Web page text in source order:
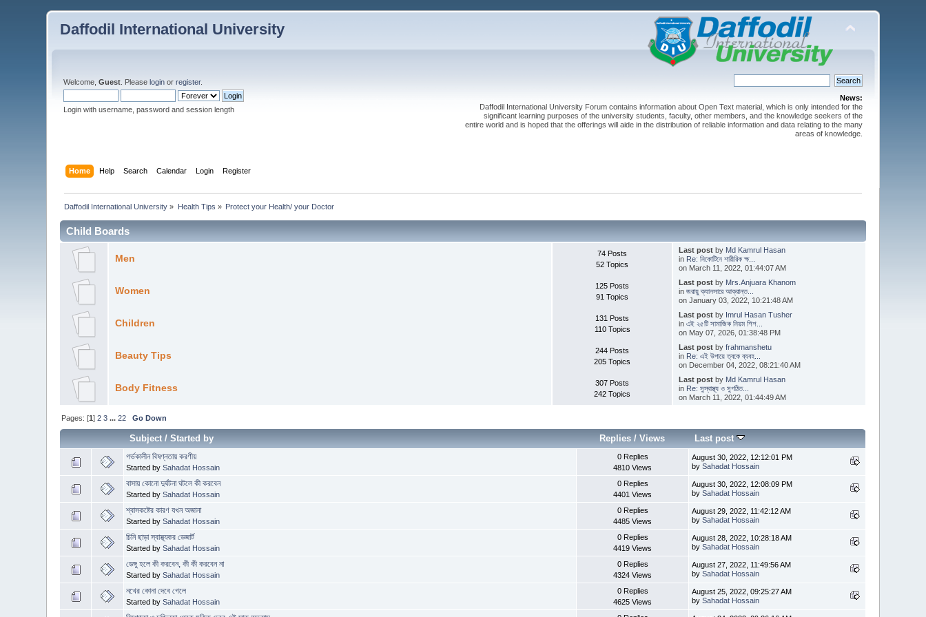
Daffodil International University
Welcome,Guest . Pleaselogin orregister.
Login with username, password and session length
News:
Daffodil International University Forum contains information about Open Text material, which is only intended for the
significant learning purposes of the university students, faculty, other members, and the knowledge seekers of the
entire world and is hoped that the offerings will aide in the distribution of reliable information and data relating to the many
areas of knowledge.
Home Help Search Calendar Login Register
Daffodil International University » Health Tips » Protect your Health/ your Doctor
Child Boards
Men
74 Posts
52 Topics
Last postby Md Kamrul Hasan
in Re: নিকোটিনে শারীরিক ক্ষ...
on March 11, 2022, 01:44:07 AM
Women
125 Posts
91 Topics
Last postby Mrs.Anjuara Khanom
in জরায়ু ক্যানসারে আক্রান্ত...
on January 03, 2022, 10:21:48 AM
Children
131 Posts
110 Topics
Last postby Imrul Hasan Tusher
in এই ২৫টি সামাজিক নিয়ম শিশ...
on May 07, 2026, 01:38:48 PM
Beauty Tips
244 Posts
205 Topics
Last postby frahmanshetu
in Re: এই উপায়ে ত্বকে ব্যবহ...
on December 04, 2022, 08:21:40 AM
Body Fitness
307 Posts
242 Topics
Last postby Md Kamrul Hasan
in Re: সুস্বাস্থ্য ও সুগঠিত...
on March 11, 2022, 01:44:49 AM
Pages: [1]2 3 ...22 Go Down
Subject/Started by Replies /Views Last post
গর্ভকালীন বিষণ্নতায় করণীয়
Started bySahadat Hossain
0 Replies
4810 Views
August 30, 2022, 12:12:01 PM
bySahadat Hossain
বাসায় কোনো দুর্ঘটনা ঘটলে কী করবেন
Started bySahadat Hossain
0 Replies
4401 Views
August 30, 2022, 12:08:09 PM
bySahadat Hossain
শ্বাসকষ্টের কারণ যখন অজানা
Started bySahadat Hossain
0 Replies
4485 Views
August 29, 2022, 11:42:12 AM
bySahadat Hossain
চিনি ছাড়া স্বাস্থ্যকর ডেজার্ট
Started bySahadat Hossain
0 Replies
4419 Views
August 28, 2022, 10:28:18 AM
bySahadat Hossain
ডেঙ্গু হলে কী করবেন, কী কী করবেন না
Started bySahadat Hossain
0 Replies
4324 Views
August 27, 2022, 11:49:56 AM
bySahadat Hossain
নখের কোনা দেবে গেলে
Started bySahadat Hossain
0 Replies
4625 Views
August 25, 2022, 09:25:27 AM
bySahadat Hossain